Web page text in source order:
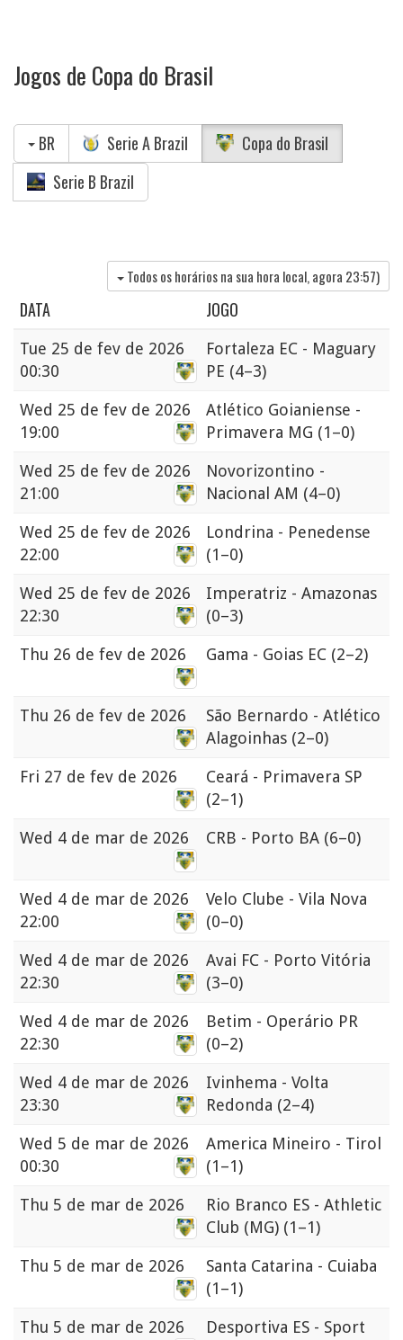
Jogos de Copa do Brasil
BR Serie A Brazil
Copa do Brasil
Serie B Brazil
Todos os horários na sua hora local, agora 23:57)
DATA JOGO
Tue 25 de fev de 2026
00:30
Fortaleza EC - Maguary
PE (4–3)
Wed 25 de fev de 2026
19:00
Atlético Goianiense -
Primavera MG (1–0)
Wed 25 de fev de 2026
21:00
Novorizontino -
Nacional AM (4–0)
Wed 25 de fev de 2026
22:00
Londrina - Penedense
(1–0)
Wed 25 de fev de 2026
22:30
Imperatriz - Amazonas
(0–3)
Thu 26 de fev de 2026 Gama - Goias EC (2–2)
Thu 26 de fev de 2026
São Bernardo - Atlético
Alagoinhas (2–0)
Fri 27 de fev de 2026
Ceará - Primavera SP
(2–1)
Wed 4 de mar de 2026 CRB - Porto BA (6–0)
Wed 4 de mar de 2026
22:00
Velo Clube - Vila Nova
(0–0)
Wed 4 de mar de 2026
22:30
Avai FC - Porto Vitória
(3–0)
Wed 4 de mar de 2026
22:30
Betim - Operário PR
(0–2)
Wed 4 de mar de 2026
23:30
Ivinhema - Volta
Redonda (2–4)
Wed 5 de mar de 2026
00:30
America Mineiro - Tirol
(1–1)
Thu 5 de mar de 2026
Rio Branco ES - Athletic
Club (MG) (1–1)
Thu 5 de mar de 2026
Santa Catarina - Cuiaba
(1–1)
Thu 5 de mar de 2026 Desportiva ES - Sport